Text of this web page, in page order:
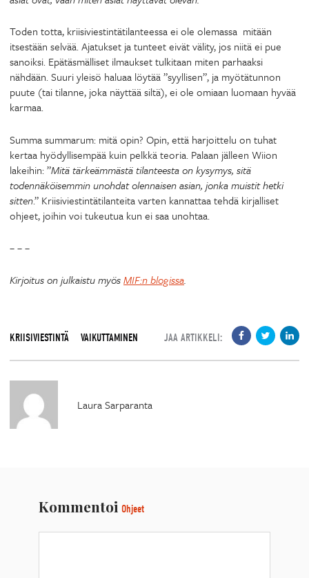
Toden totta, kriisiviestintätilanteessa ei ole olemassa mitään
itsestään selvää. Ajatukset ja tunteet eivät välity, jos niitä ei pue
sanoiksi. Epätäsmälliset ilmaukset tulkitaan miten parhaaksi
nähdään. Suuri yleisö haluaa löytää ”syyllisen”, ja myötätunnon
puute (tai tilanne, joka näyttää siltä), ei ole omiaan luomaan hyvää
karmaa.
Summa summarum: mitä opin? Opin, että harjoittelu on tuhat
kertaa hyödyllisempää kuin pelkkä teoria. Palaan jälleen Wiion
lakeihin: ”Mitä tärkeämmästä tilanteesta on kysymys, sitä
todennäköisemmin unohdat olennaisen asian, jonka muistit hetki
sitten.” Kriisiviestintätilanteita varten kannattaa tehdä kirjalliset
ohjeet, joihin voi tukeutua kun ei saa unohtaa.
– – –
Kirjoitus on julkaistu myösMIF:n blogissa.
KRIISIVIESTINTÄ VAIKUTTAMINEN JAA ARTIKKELI:
Laura Sarparanta
Kommentoi Ohjeet